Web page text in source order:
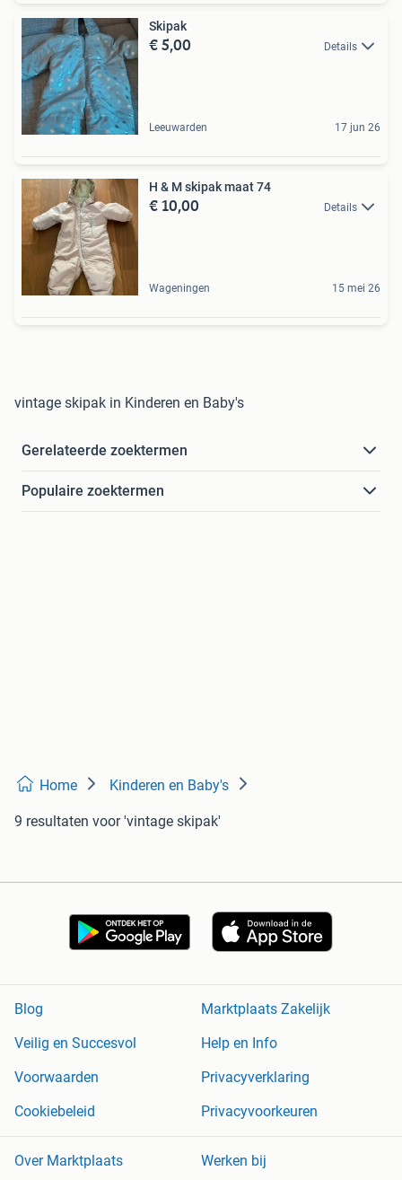
Skipak
€ 5,00 Details
Leeuwarden 17 jun 26
H & M skipak maat 74
€ 10,00 Details
Wageningen 15 mei 26
vintage skipak in Kinderen en Baby's
Gerelateerde zoektermen
Populaire zoektermen
Home Kinderen en Baby's
9 resultaten voor 'vintage skipak'
Blog
Marktplaats Zakelijk
Veilig en Succesvol
Help en Info
Voorwaarden
Privacyverklaring
Cookiebeleid
Privacyvoorkeuren
Over Marktplaats Werken bij